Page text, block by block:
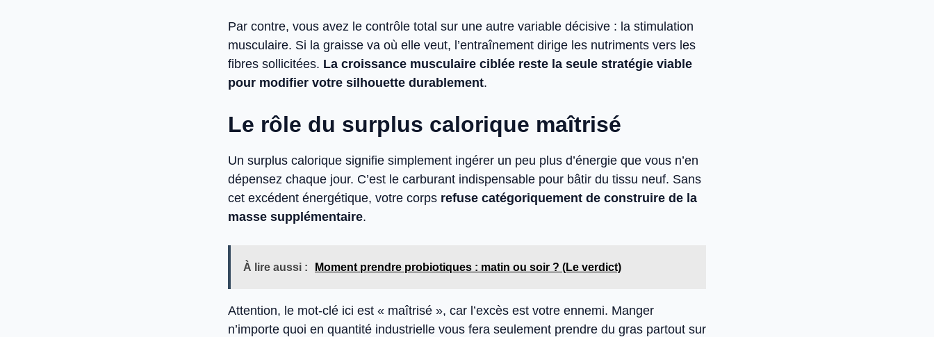
Par contre, vous avez le contrôle total sur une autre variable décisive : la stimulation
musculaire. Si la graisse va où elle veut, l’entraînement dirige les nutriments vers les
fibres sollicitées. La croissance musculaire ciblée reste la seule stratégie viable
pour modifier votre silhouette durablement.
Le rôle du surplus calorique maîtrisé
Un surplus calorique signifie simplement ingérer un peu plus d’énergie que vous n’en
dépensez chaque jour. C’est le carburant indispensable pour bâtir du tissu neuf. Sans
cet excédent énergétique, votre corps refuse catégoriquement de construire de la
masse supplémentaire.
À lire aussi : Moment prendre probiotiques : matin ou soir ? (Le verdict)
Attention, le mot-clé ici est « maîtrisé », car l’excès est votre ennemi. Manger
n’importe quoi en quantité industrielle vous fera seulement prendre du gras partout sur